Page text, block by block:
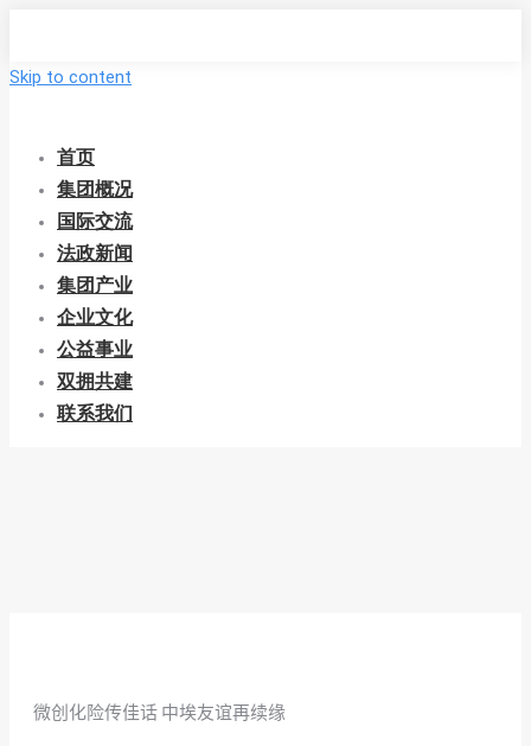
Skip to content
首页
集团概况
国际交流
法政新闻
集团产业
企业文化
公益事业
双拥共建
联系我们
微创化险传佳话 中埃友谊再续缘